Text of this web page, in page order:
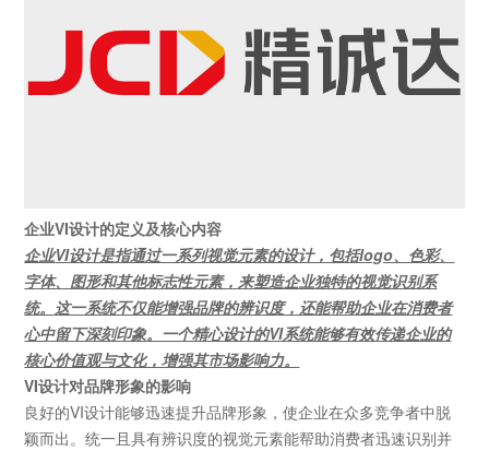
企业VI设计的定义及核心内容
企业VI设计是指通过一系列视觉元素的设计，包括logo、色彩、
字体、图形和其他标志性元素，来塑造企业独特的视觉识别系
统。这一系统不仅能增强品牌的辨识度，还能帮助企业在消费者
心中留下深刻印象。一个精心设计的VI系统能够有效传递企业的
核心价值观与文化，增强其市场影响力。
VI设计对品牌形象的影响
良好的VI设计能够迅速提升品牌形象，使企业在众多竞争者中脱
颖而出。统一且具有辨识度的视觉元素能帮助消费者迅速识别并